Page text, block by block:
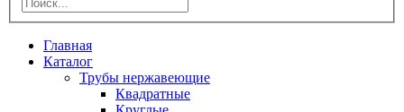
Главная
Каталог
Трубы нержавеющие
Квадратные